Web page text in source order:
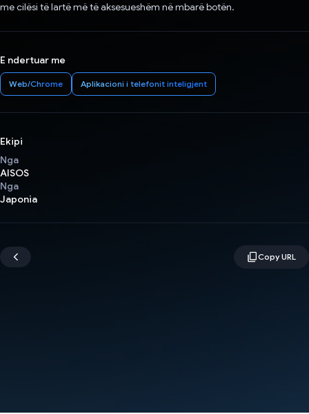
me cilësi të lartë më të aksesueshëm në mbarë botën.
E ndertuar me
Web/Chrome Aplikacioni i telefonit inteligjent
Ekipi
Nga
AISOS
Nga
Japonia